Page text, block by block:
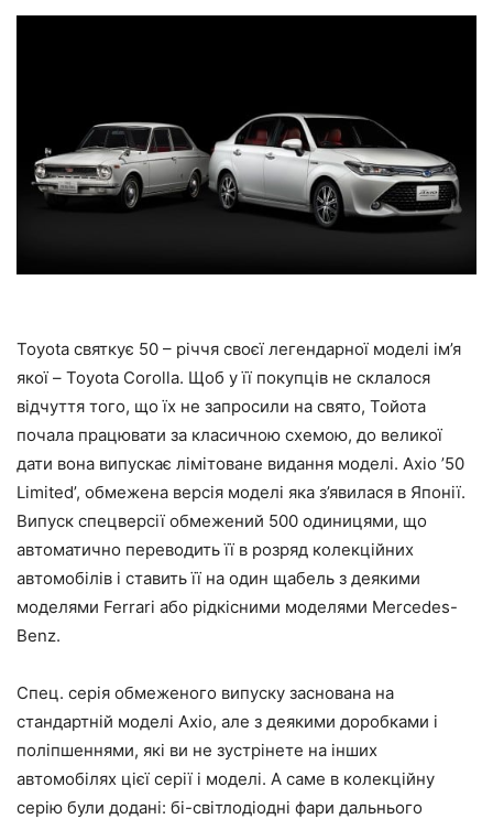
Toyota святкує 50 – річчя своєї легендарної моделі ім’я
якої – Toyota Corolla. Щоб у її покупців не склалося
відчуття того, що їх не запросили на свято, Тойота
почала працювати за класичною схемою, до великої
дати вона випускає лімітоване видання моделі. Axio ’50
Limited’, обмежена версія моделі яка з’явилася в Японії.
Випуск спецверсії обмежений 500 одиницями, що
автоматично переводить її в розряд колекційних
автомобілів і ставить її на один щабель з деякими
моделями Ferrari або рідкісними моделями Mercedes-
Benz.
Спец. серія обмеженого випуску заснована на
стандартній моделі Axio, але з деякими доробками і
поліпшеннями, які ви не зустрінете на інших
автомобілях цієї серії і моделі. А саме в колекційну
серію були додані: бі-світлодіодні фари дальнього